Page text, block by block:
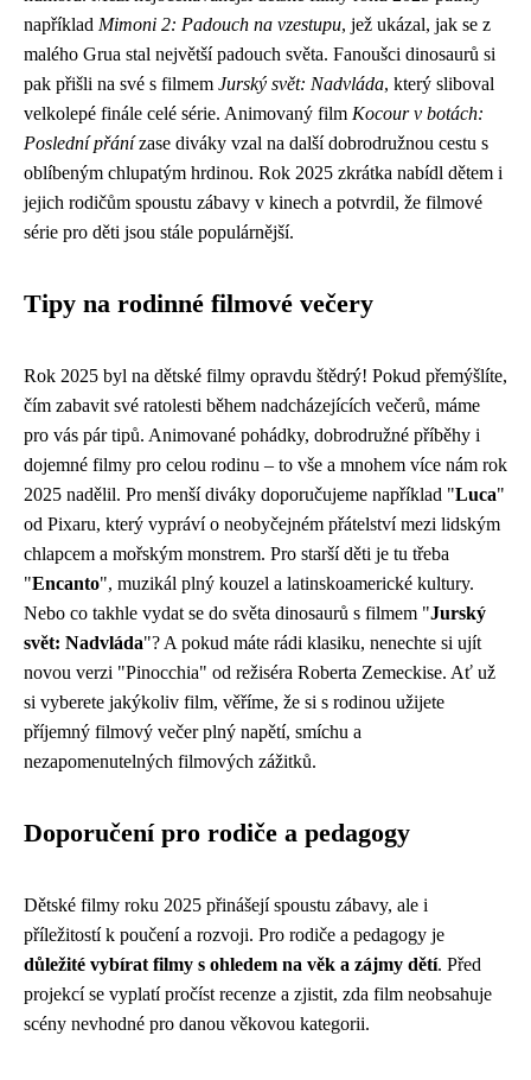
například Mimoni 2: Padouch na vzestupu, jež ukázal, jak se z
malého Grua stal největší padouch světa. Fanoušci dinosaurů si
pak přišli na své s filmem Jurský svět: Nadvláda, který sliboval
velkolepé finále celé série. Animovaný film Kocour v botách:
Poslední přánízase diváky vzal na další dobrodružnou cestu s
oblíbeným chlupatým hrdinou. Rok 2025 zkrátka nabídl dětem i
jejich rodičům spoustu zábavy v kinech a potvrdil, že filmové
série pro děti jsou stále populárnější.
Tipy na rodinné filmové večery
Rok 2025 byl na dětské filmy opravdu štědrý! Pokud přemýšlíte,
čím zabavit své ratolesti během nadcházejících večerů, máme
pro vás pár tipů. Animované pohádky, dobrodružné příběhy i
dojemné filmy pro celou rodinu – to vše a mnohem více nám rok
2025 nadělil. Pro menší diváky doporučujeme například "Luca"
od Pixaru, který vypráví o neobyčejném přátelství mezi lidským
chlapcem a mořským monstrem. Pro starší děti je tu třeba
"Encanto", muzikál plný kouzel a latinskoamerické kultury.
Nebo co takhle vydat se do světa dinosaurů s filmem "Jurský
svět: Nadvláda"? A pokud máte rádi klasiku, nenechte si ujít
novou verzi "Pinocchia" od režiséra Roberta Zemeckise. Ať už
si vyberete jakýkoliv film, věříme, že si s rodinou užijete
příjemný filmový večer plný napětí, smíchu a
nezapomenutelných filmových zážitků.
Doporučení pro rodiče a pedagogy
Dětské filmy roku 2025 přinášejí spoustu zábavy, ale i
příležitostí k poučení a rozvoji. Pro rodiče a pedagogy je
důležité vybírat filmy s ohledem na věk a zájmy dětí. Před
projekcí se vyplatí pročíst recenze a zjistit, zda film neobsahuje
scény nevhodné pro danou věkovou kategorii.